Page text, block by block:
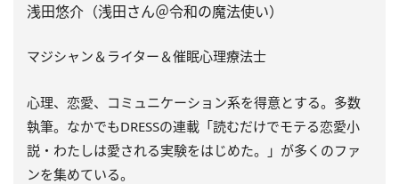
浅田悠介（浅田さん＠令和の魔法使い）
マジシャン＆ライター＆催眠心理療法士
心理、恋愛、コミュニケーション系を得意とする。多数
執筆。 なかでもDRESSの連載「読むだけでモテる恋愛小
説・ わたしは愛される実験をはじめた。」 が多くのファ
ンを集めている。